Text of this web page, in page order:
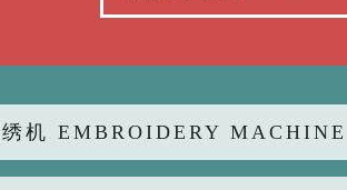
机 EMBROIDERY MACHINE